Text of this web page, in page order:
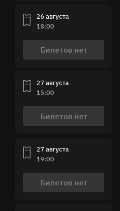
26 августа
18:00
Билетов нет
27 августа
15:00
Билетов нет
27 августа
19:00
Билетов нет